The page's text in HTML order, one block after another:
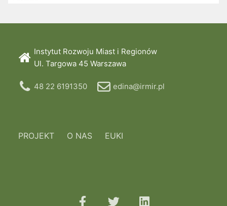
Instytut Rozwoju Miast i Regionów
Ul. Targowa 45 Warszawa
48 22 6191350 edina@irmir.pl
PROJEKT O NAS EUKI